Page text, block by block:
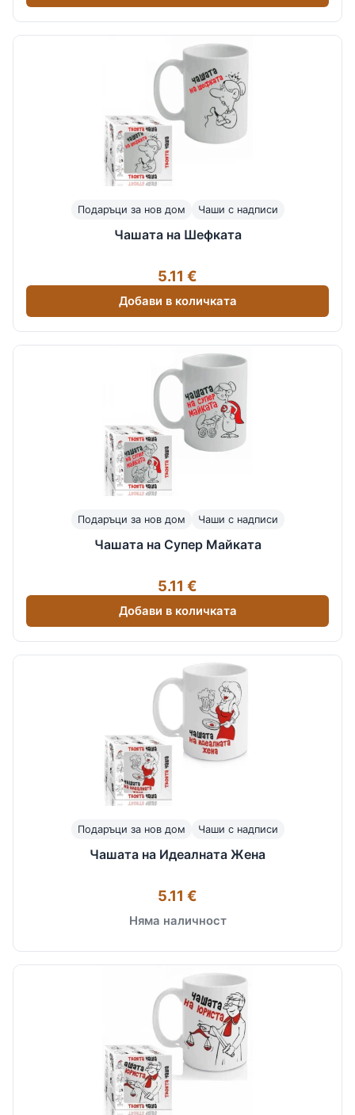
Подаръци за нов дом Чаши с надписи
Чашата на Шефката
5.11 €
Добави в количката
Подаръци за нов дом Чаши с надписи
Чашата на Супер Майката
5.11 €
Добави в количката
Подаръци за нов дом Чаши с надписи
Чашата на Идеалната Жена
5.11 €
Няма наличност